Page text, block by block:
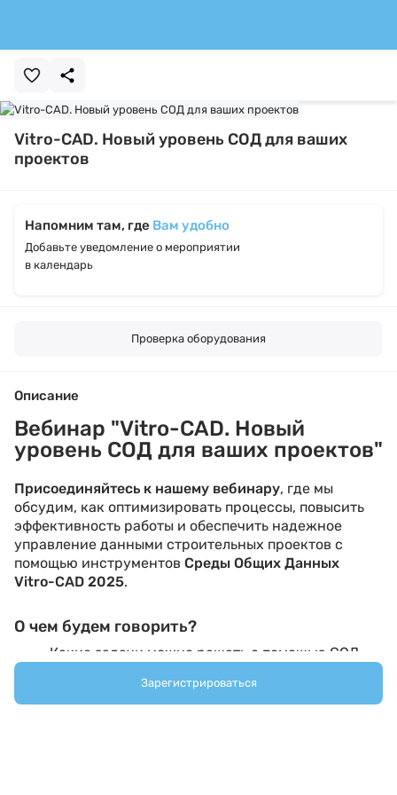
Vitro-CAD. Новый уровень СОД для ваших
проектов
Напомним там, где Вам удобно
Добавьте уведомление о мероприятии
в календарь
Проверка оборудования
Описание
Вебинар "Vitro-CAD. Новый
уровень СОД для ваших проектов"
Присоединяйтесь к нашему вебинару, где мы
обсудим, как оптимизировать процессы, повысить
эффективность работы и обеспечить надежное
управление данными строительных проектов с
помощью инструментов Среды Общих Данных
Vitro-CAD 2025.
О чем будем говорить?
Какие задачи можно решать с помощью СОД
Как автоматизировать бизнес-процессы
согласования документации.
Зарегистрироваться